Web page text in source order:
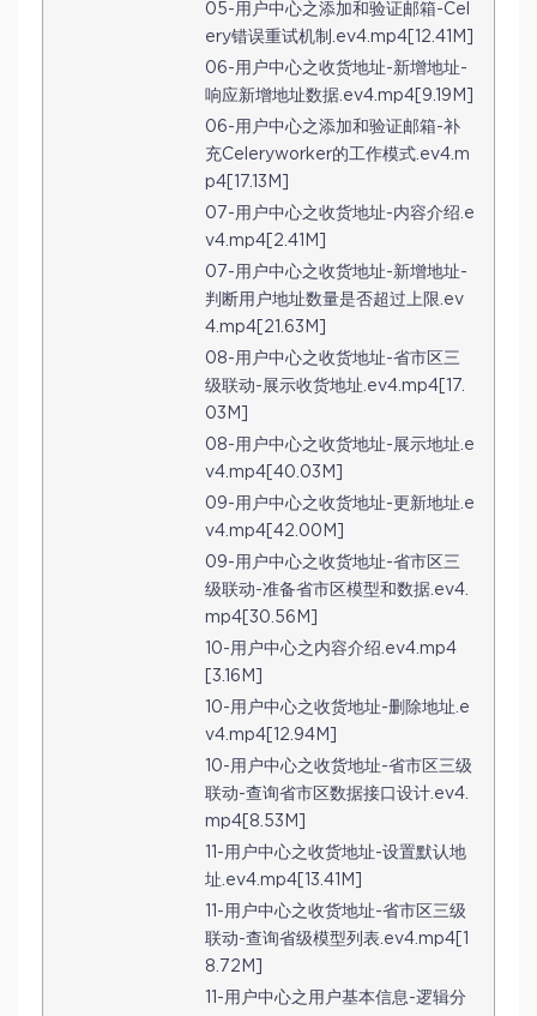
05-用户中心之添加和验证邮箱-Cel
ery错误重试机制.ev4.mp4[12.41M]
06-用户中心之收货地址-新增地址-
响应新增地址数据.ev4.mp4[9.19M]
06-用户中心之添加和验证邮箱-补
充Celeryworker的工作模式.ev4.m
p4[17.13M]
07-用户中心之收货地址-内容介绍.e
v4.mp4[2.41M]
07-用户中心之收货地址-新增地址-
判断用户地址数量是否超过上限.ev
4.mp4[21.63M]
08-用户中心之收货地址-省市区三
级联动-展示收货地址.ev4.mp4[17.
03M]
08-用户中心之收货地址-展示地址.e
v4.mp4[40.03M]
09-用户中心之收货地址-更新地址.e
v4.mp4[42.00M]
09-用户中心之收货地址-省市区三
级联动-准备省市区模型和数据.ev4.
mp4[30.56M]
10-用户中心之内容介绍.ev4.mp4
[3.16M]
10-用户中心之收货地址-删除地址.e
v4.mp4[12.94M]
10-用户中心之收货地址-省市区三级
联动-查询省市区数据接口设计.ev4.
mp4[8.53M]
11-用户中心之收货地址-设置默认地
址.ev4.mp4[13.41M]
11-用户中心之收货地址-省市区三级
联动-查询省级模型列表.ev4.mp4[1
8.72M]
11-用户中心之用户基本信息-逻辑分